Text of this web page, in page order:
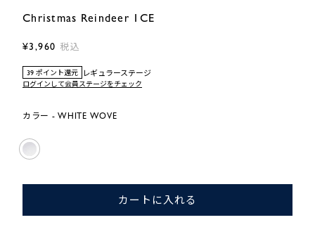
Christmas Reindeer 1CE
¥3,960 税込
39 ポイント還元 レギュラーステージ
ログインして会員ステージをチェック
カラー - WHITE WOVE
カートに入れる